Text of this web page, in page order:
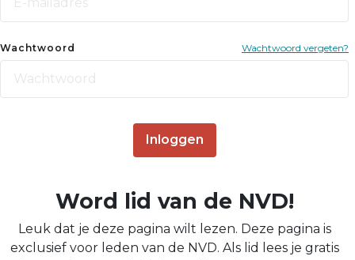
Wachtwoord Wachtwoord vergeten?
Inloggen
Word lid van de NVD!
Leuk dat je deze pagina wilt lezen. Deze pagina is
exclusief voor leden van de NVD. Als lid lees je gratis